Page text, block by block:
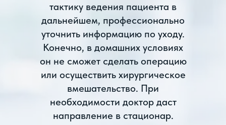
тактику ведения пациента в
дальнейшем, профессионально
уточнить информацию по уходу.
Конечно, в домашних условиях
он не сможет сделать операцию
или осуществить хирургическое
вмешательство. При
необходимости доктор даст
направление в стационар.